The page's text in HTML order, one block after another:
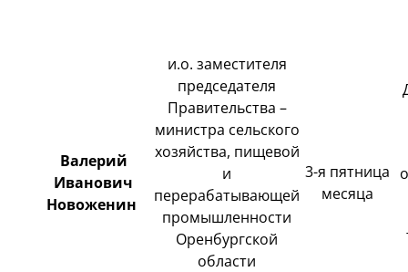
Валерий
Иванович
Новоженин
и.о. заместителя
председателя
Правительства –
министра сельского
хозяйства, пищевой
и
перерабатывающей
промышленности
Оренбургской
области
3-я пятница
месяца